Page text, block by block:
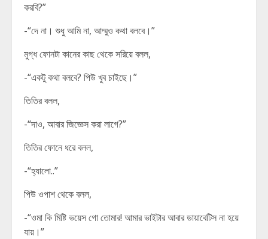
করবি?”
-“দে না। শুধু আমি না, আম্মুও কথা বলবে।”
মুগ্ধ ফোনটা কানের কাছ থেকে সরিয়ে বলল,
-“একটু কথা বলবে? পিউ খুব চাইছে।”
তিতির বলল,
-“দাও, আবার জিজ্ঞেস করা লাগে?”
তিতির ফোনে ধরে বলল,
-“হ্যালো..”
পিউ ওপাশ থেকে বলল,
-“ওমা কি মিষ্টি ভয়েস গো তোমার! আমার ভাইটার আবার ডায়াবেটিস না হয়ে
যায়।”